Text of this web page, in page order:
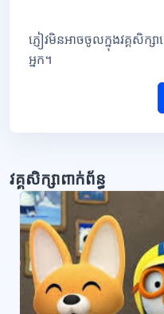
ភ្ញៀវមិនអាចចូលក្នុងវគ្គសិ
អ្នក។
វគ្គសិក្សាពាក់ព័ន្ធ